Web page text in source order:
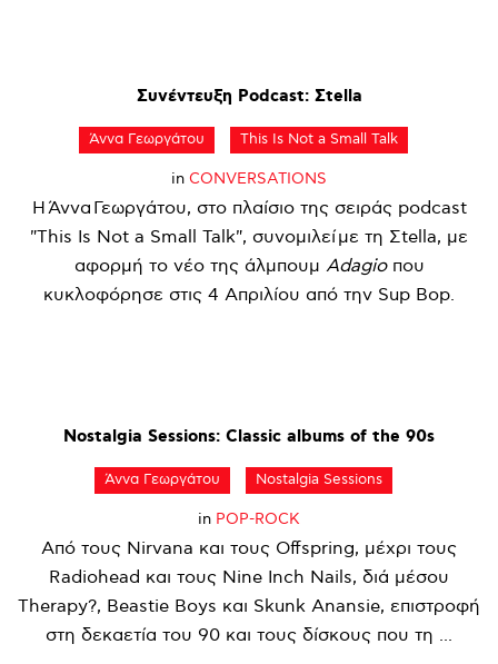
Συνέντευξη Podcast: Σtella
Άννα Γεωργάτου This Is Not a Small Talk
in CONVERSATIONS
Η Άννα Γεωργάτου, στο πλαίσιο της σειράς podcast
"This Is Not a Small Talk", συνομιλεί με τη Σtella, με
αφορμή το νέο της άλμπουμ Adagioπου
κυκλοφόρησε στις 4 Απριλίου από την Sup Bop.
Nostalgia Sessions: Classic albums of the 90s
Άννα Γεωργάτου Nostalgia Sessions
in POP-ROCK
Από τους Nirvana και τους Offspring, μέχρι τους
Radiohead και τους Nine Inch Nails, διά μέσου
Therapy?, Beastie Boys και Skunk Anansie, επιστροφή
στη δεκαετία του 90 και τους δίσκους που τη ...